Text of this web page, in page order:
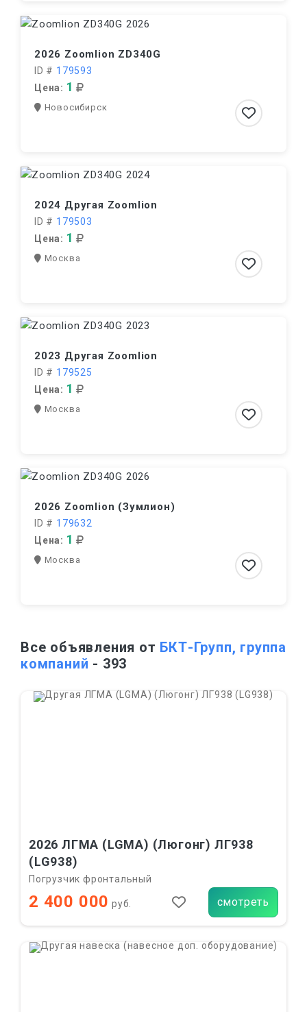
2026 Zoomlion ZD340G
ID # 179593
Цена: 1
Новосибирск
2024 Другая Zoomlion
ID # 179503
Цена: 1
Москва
2023 Другая Zoomlion
ID # 179525
Цена: 1
Москва
2026 Zoomlion (Зумлион)
ID # 179632
Цена: 1
Москва
Все объявления от БКТ-Групп, группа
компаний - 393
2026 ЛГМА (LGMA) (Люгонг) ЛГ938
(LG938)
Погрузчик фронтальный
2 400 000 руб. смотреть